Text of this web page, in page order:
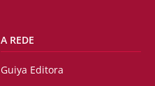
A REDE
Guiya Editora